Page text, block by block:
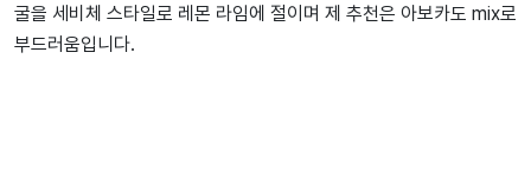
굴을 세비체 스타일로 레몬 라임에 절이며 제 추천은 아보카도 mix로
부드러움입니다.